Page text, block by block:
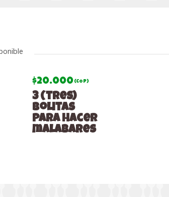
$20.000(COP)
3 (tres)
bolitas
para hacer
malabares